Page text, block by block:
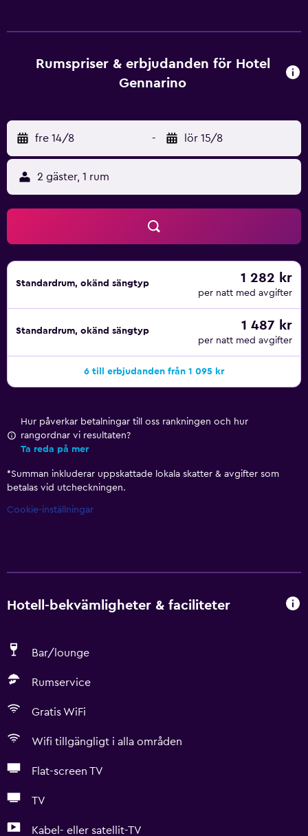
wi-fi. Skrivbord och telefon finns. Städning sker dagligen.
Rumspriser & erbjudanden för Hotel
Gennarino
fre 14/8 - lör 15/8
2 gäster, 1 rum
Standardrum, okänd sängtyp 1 282 kr
per natt med avgifter
Standardrum, okänd sängtyp 1 487 kr
per natt med avgifter
6 till erbjudanden från 1 095 kr
Hur påverkar betalningar till oss rankningen och hur
rangordnar vi resultaten?
Ta reda på mer
*Summan inkluderar uppskattade lokala skatter & avgifter som
betalas vid utcheckningen.
Cookie-inställningar
Hotell-bekvämligheter & faciliteter
Bar/lounge
Rumservice
Gratis WiFi
Wifi tillgängligt i alla områden
Flat-screen TV
TV
Kabel- eller satellit-TV